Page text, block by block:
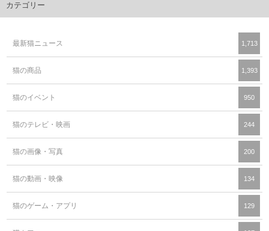
カテゴリー
最新猫ニュース 1,713
猫の商品 1,393
猫のイベント 950
猫のテレビ・映画 244
猫の画像・写真 200
猫の動画・映像 134
猫のゲーム・アプリ 129